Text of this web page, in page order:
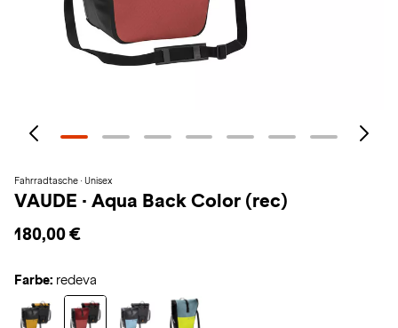
Fahrradtasche · Unisex
VAUDE · Aqua Back Color (rec)
180,00 €
Farbe: redeva